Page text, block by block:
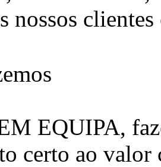
nossos
EQUIPA,
certo ao valor